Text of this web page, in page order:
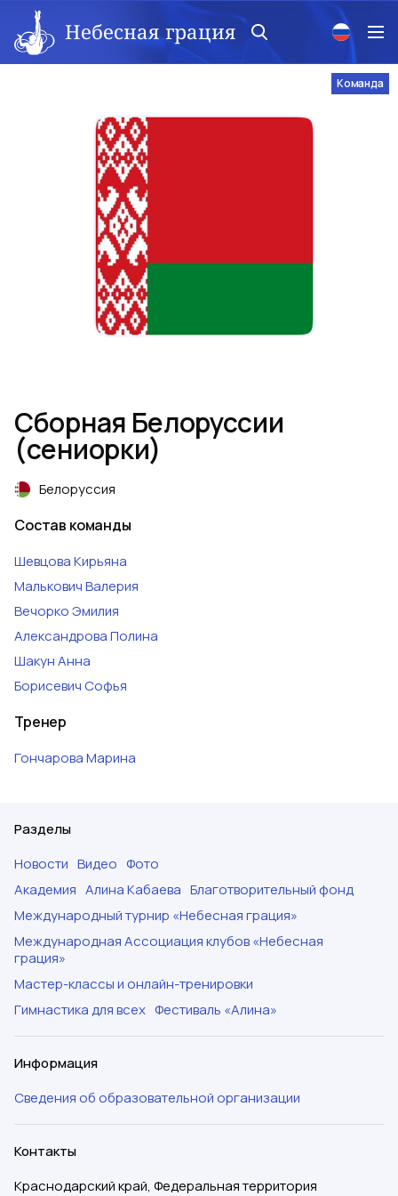
Небесная грация
Команда
Сборная Белоруссии
(сениорки)
Белоруссия
Состав команды
ШевцоваКирьяна
МальковичВалерия
ВечоркоЭмилия
АлександроваПолина
ШакунАнна
БорисевичСофья
Тренер
ГончароваМарина
Разделы
Новости Видео Фото
Академия Алина Кабаева Благотворительный фонд
Международный турнир «Небесная грация»
Международная Ассоциация клубов «Небесная
грация»
Мастер-классы и онлайн-тренировки
Гимнастика для всех Фестиваль «Алина»
Информация
Сведения об образовательной организации
Контакты
Краснодарский край, Федеральная территория